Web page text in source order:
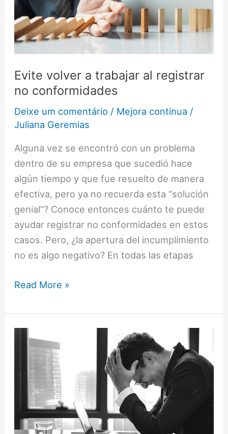
Evite volver a trabajar al registrar
no conformidades
Deixe um comentário / Mejora continua /
Juliana Geremias
Alguna vez se encontró con un problema
dentro de su empresa que sucedió hace
algún tiempo y que fue resuelto de manera
efectiva, pero ya no recuerda esta “solución
genial”? Conoce entonces cuánto te puede
ayudar registrar no conformidades en estos
casos. Pero, ¿la apertura del incumplimiento
no es algo negativo? En todas las etapas
a
trabajar
al
registrar
no
conformidades
Read More »
última
oportunidad
para
evitar
recurrencia
de